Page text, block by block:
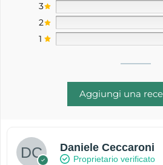
3
2
1
Aggiungi una
Daniele Ceccaroni
Proprietario verificato